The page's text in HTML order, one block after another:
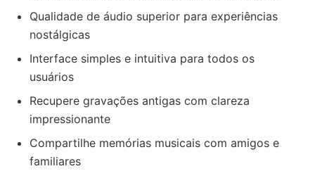
Qualidade de áudio superior para experiências
nostálgicas
Interface simples e intuitiva para todos os
usuários
Recupere gravações antigas com clareza
impressionante
Compartilhe memórias musicais com amigos e
familiares